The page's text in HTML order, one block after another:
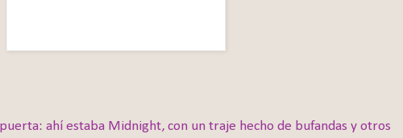
ahí estaba Midnight, con un traje hecho de bufandas y otros